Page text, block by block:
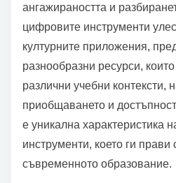
ангажираността и
цифровите инструменти
културните приложения,
разнообразни ресурси,
различни учебни контексти,
приобщаването и
е уникална характеристика
инструменти, което ги
съвременното образование.